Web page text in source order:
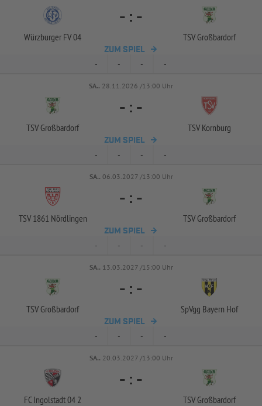
Würzburger FV 04
- : -
TSV Großbardorf
ZUM SPIEL
- - - -
SA.. 28.11.2026 /13:00 Uhr
TSV Großbardorf
- : -
TSV Kornburg
ZUM SPIEL
- - - -
SA.. 06.03.2027 /13:00 Uhr
TSV 1861 Nördlingen
- : -
TSV Großbardorf
ZUM SPIEL
- - - -
SA.. 13.03.2027 /15:00 Uhr
TSV Großbardorf
- : -
SpVgg Bayern Hof
ZUM SPIEL
- - - -
SA.. 20.03.2027 /13:00 Uhr
FC Ingolstadt 04 2
- : -
TSV Großbardorf